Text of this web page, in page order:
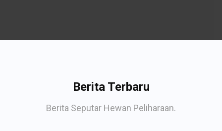
Berita Terbaru
Berita Seputar Hewan Peliharaan.